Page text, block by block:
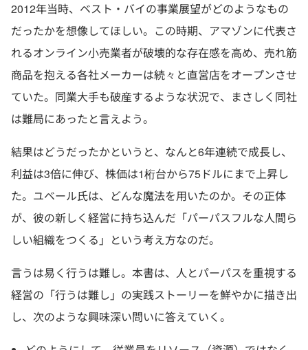
2012年当時、ベスト・バイの事業展望がどのようなもの
だったかを想像してほしい。この時期、アマゾンに代表さ
れるオンライン小売業者が破壊的な存在感を高め、売れ筋
商品を抱える各社メーカーは続々と直営店をオープンさせ
ていた。同業大手も破産するような状況で、まさしく同社
は難局にあったと言えよう。
結果はどうだったかというと、なんと6年連続で成長し、
利益は3倍に伸び、株価は1桁台から75ドルにまで上昇し
た。ユベール氏は、どんな魔法を用いたのか。その正体
が、彼の新しく経営に持ち込んだ「パーパスフルな人間ら
しい組織をつくる」という考え方なのだ。
言うは易く行うは難し。本書は、人とパーパスを重視する
経営の「行うは難し」の実践ストーリーを鮮やかに描き出
し、次のような興味深い問いに答えていく。